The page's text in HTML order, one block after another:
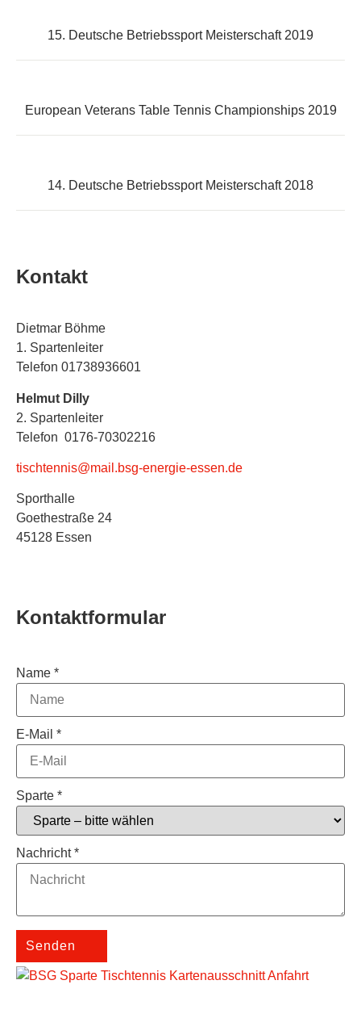
15. Deutsche Betriebssport Meisterschaft 2019
European Veterans Table Tennis Championships 2019
14. Deutsche Betriebssport Meisterschaft 2018
Kontakt
Dietmar Böhme
1. Spartenleiter
Telefon 01738936601
Helmut Dilly
2. Spartenleiter
Telefon 0176-70302216
tischtennis@mail.bsg-energie-essen.de
Sporthalle
Goethestraße 24
45128 Essen
Kontaktformular
Name *
E-Mail *
Sparte *
Nachricht*
Senden